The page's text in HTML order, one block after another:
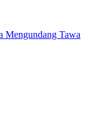
Mengundang Tawa